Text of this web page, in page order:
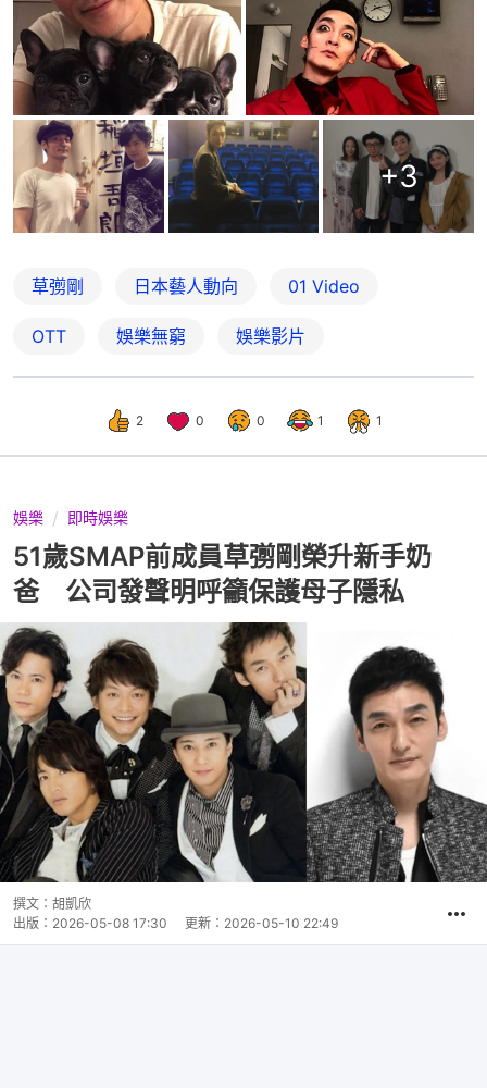
+3
草彅剛 日本藝人動向 01 Video
OTT 娛樂無窮 娛樂影片
2 0 0 1 1
娛樂 即時娛樂
51歲SMAP前成員草彅剛榮升新手奶
爸 公司發聲明呼籲保護母子隱私
撰文： 胡凱欣
出版： 2026-05-08 17:30 更新： 2026-05-10 22:49